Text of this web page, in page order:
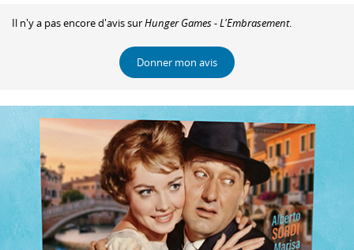
Il n'y a pas encore d'avis surHunger Games - L'Embrasement.
Donner mon avis